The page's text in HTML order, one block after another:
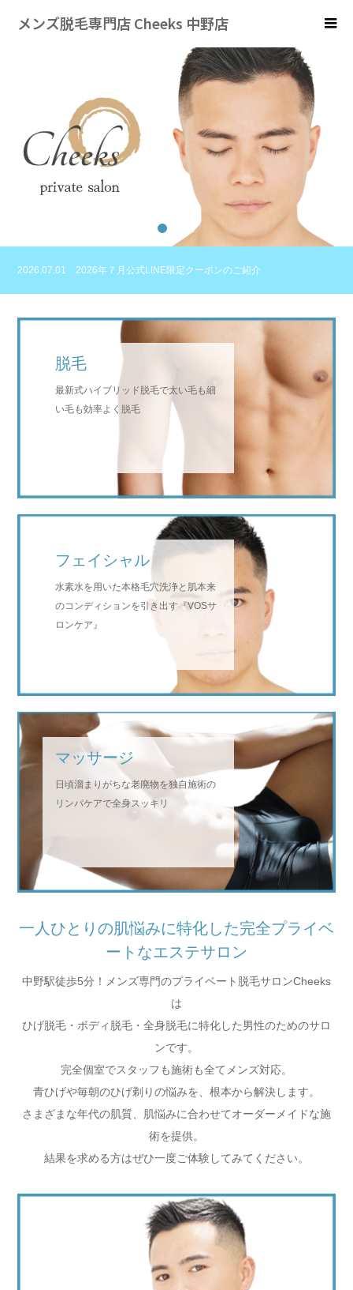
メンズ脱毛専門店 Cheeks 中野店
2026.07.01 2026年７月公式LINE限定クーポンのご紹介
2026.06.01 2026年６月公式LINE限定クーポンのご紹介
2026.08.01 2026年８月公式LINE限定クーポンのご紹介
脱毛
最新式ハイブリッド脱毛で太い毛も細
い毛も効率よく脱毛
フェイシャル
水素水を用いた本格毛穴洗浄と肌本来
のコンディションを引き出す『VOSサ
ロンケア』
マッサージ
日頃溜まりがちな老廃物を独自施術の
リンパケアで全身スッキリ
一人ひとりの肌悩みに特化した完全プライベ
ートなエステサロン
中野駅徒歩5分！メンズ専門のプライベート脱毛サロンCheeks
は
ひげ脱毛・ボディ脱毛・全身脱毛に特化した男性のためのサロ
ンです。
完全個室でスタッフも施術も全てメンズ対応。
青ひげや毎朝のひげ剃りの悩みを、根本から解決します。
さまざまな年代の肌質、肌悩みに合わせてオーダーメイドな施
術を提供。
結果を求める方はぜひ一度ご体験してみてください。